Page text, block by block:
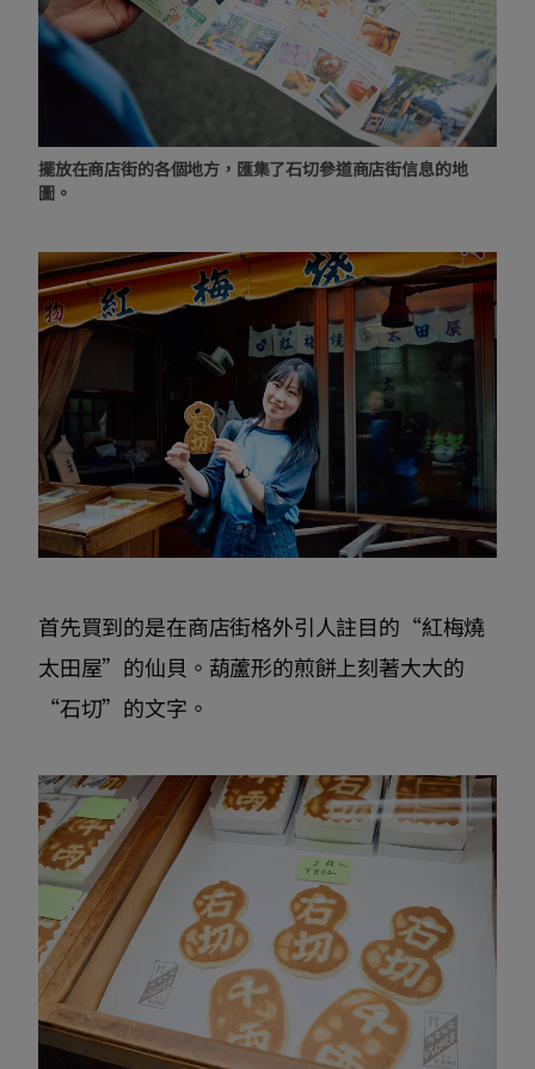
擺放在商店街的各個地方，匯集了石切參道商店街信息的地
圖。
首先買到的是在商店街格外引人註目的“紅梅燒
太田屋”的仙貝。葫蘆形的煎餅上刻著大大的
“石切”的文字。